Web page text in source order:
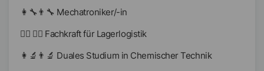
👩‍🔧👨‍🔧 Mechatroniker/-in
👷‍♀️ 👷‍♂️ Fachkraft für Lagerlogistik
👩‍🔬👨‍🔬 Duales Studium in Chemischer Technik